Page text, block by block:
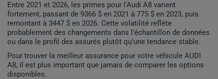
Entre 2021 et 2026, les primes pour l'Audi A8 varient
fortement, passant de 9366 $ en 2021 à 775 $ en 2023, puis
remontant à 3447 $ en 2026. Cette volatilité reflète
probablement des changements dans l'échantillon de données
ou dans le profil des assurés plutôt qu'une tendance stable.
Pour trouver la meilleur assurance pour votre véhicule AUDI
A8, il est plus important que jamais de comparer les options
disponibles.